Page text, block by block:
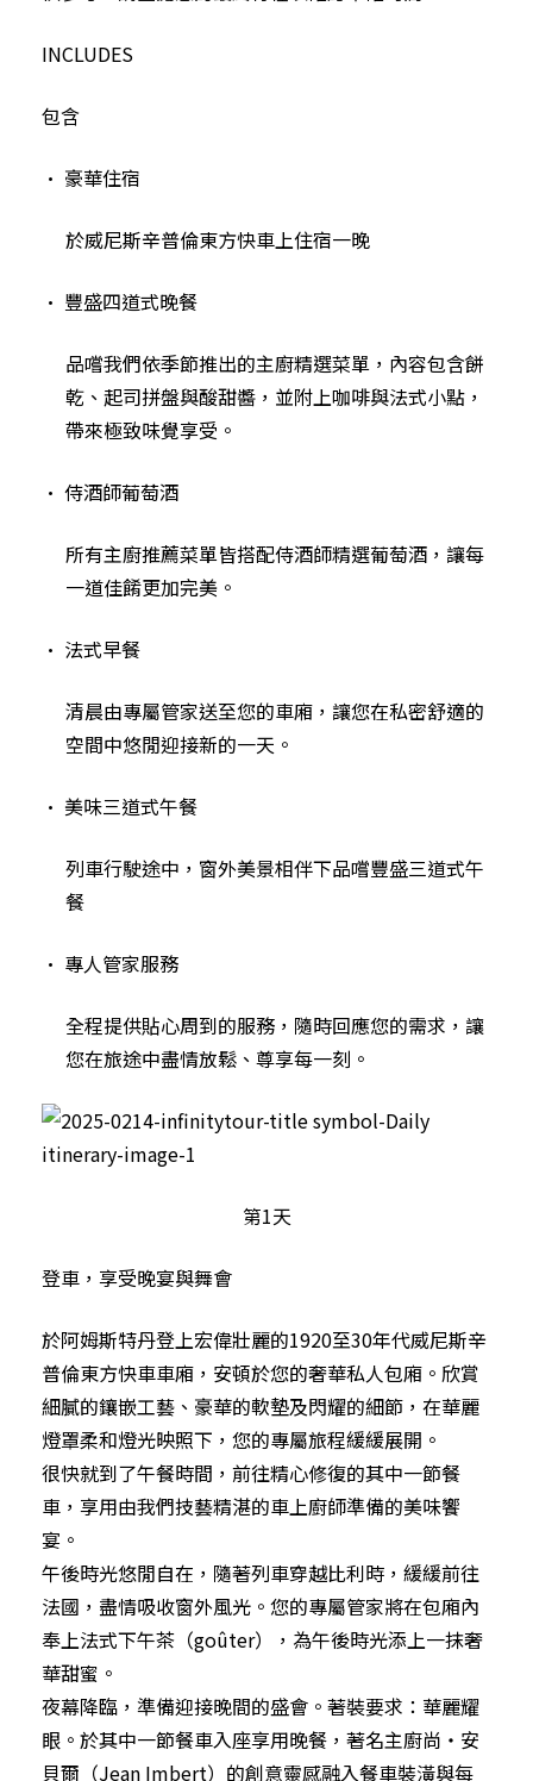
INCLUDES
包含
• 豪華住宿
於威尼斯辛普倫東方快車上住宿一晚
• 豐盛四道式晚餐
品嚐我們依季節推出的主廚精選菜單，內容包含餅
乾、起司拼盤與酸甜醬，並附上咖啡與法式小點，
帶來極致味覺享受。
• 侍酒師葡萄酒
所有主廚推薦菜單皆搭配侍酒師精選葡萄酒，讓每
一道佳餚更加完美。
• 法式早餐
清晨由專屬管家送至您的車廂，讓您在私密舒適的
空間中悠閒迎接新的一天。
• 美味三道式午餐
列車行駛途中，窗外美景相伴下品嚐豐盛三道式午
餐
• 專人管家服務
全程提供貼心周到的服務，隨時回應您的需求，讓
您在旅途中盡情放鬆、尊享每一刻。
第1天
登車，享受晚宴與舞會
於阿姆斯特丹登上宏偉壯麗的1920至30年代威尼斯辛
普倫東方快車車廂，安頓於您的奢華私人包廂。欣賞
細膩的鑲嵌工藝、豪華的軟墊及閃耀的細節，在華麗
燈罩柔和燈光映照下，您的專屬旅程緩緩展開。
很快就到了午餐時間，前往精心修復的其中一節餐
車，享用由我們技藝精湛的車上廚師準備的美味饗
宴。
午後時光悠閒自在，隨著列車穿越比利時，緩緩前往
法國，盡情吸收窗外風光。您的專屬管家將在包廂內
奉上法式下午茶（goûter），為午後時光添上一抹奢
華甜蜜。
夜幕降臨，準備迎接晚間的盛會。著裝要求：華麗耀
眼。於其中一節餐車入座享用晚餐，著名主廚尚‧安
貝爾（Jean Imbert）的創意靈感融入餐車裝潢與每